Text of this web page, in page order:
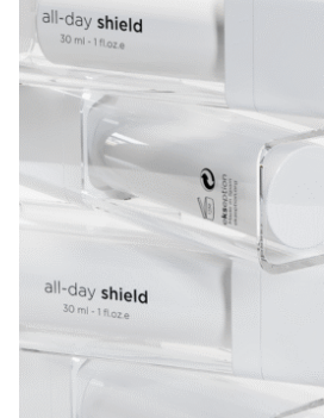
1. Zasada M, Budzisz E.
influencing skin structure
dermatological treatments.
2019;36(4):392-397. doi:10.5114/